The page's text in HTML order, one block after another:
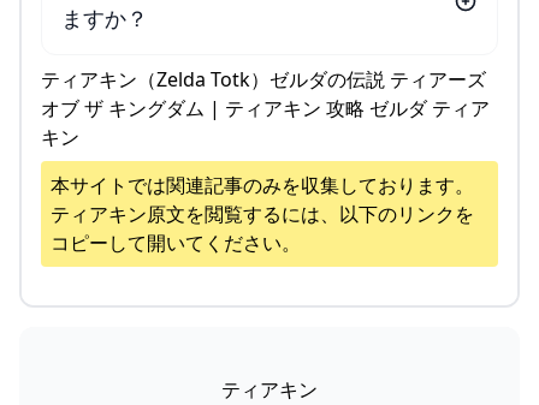
ますか？
ティアキン（Zelda Totk）ゼルダの伝説 ティアーズ
オブ ザ キングダム | ティアキン 攻略 ゼルダ ティア
キン
本サイトでは関連記事のみを収集しております。
ティアキン原文を閲覧するには、以下のリンクを
コピーして開いてください。
ティアキン